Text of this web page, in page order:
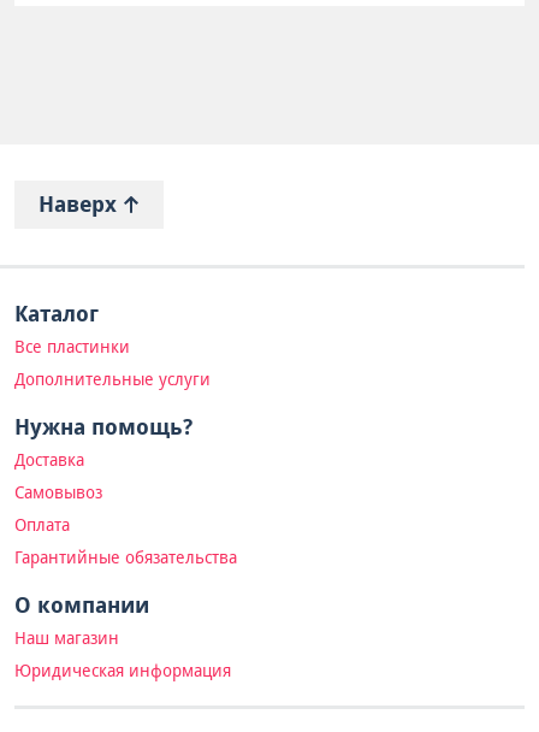
Наверх
Каталог
Все пластинки
Дополнительные услуги
Нужна помощь?
Доставка
Самовывоз
Оплата
Гарантийные обязательства
О компании
Наш магазин
Юридическая информация